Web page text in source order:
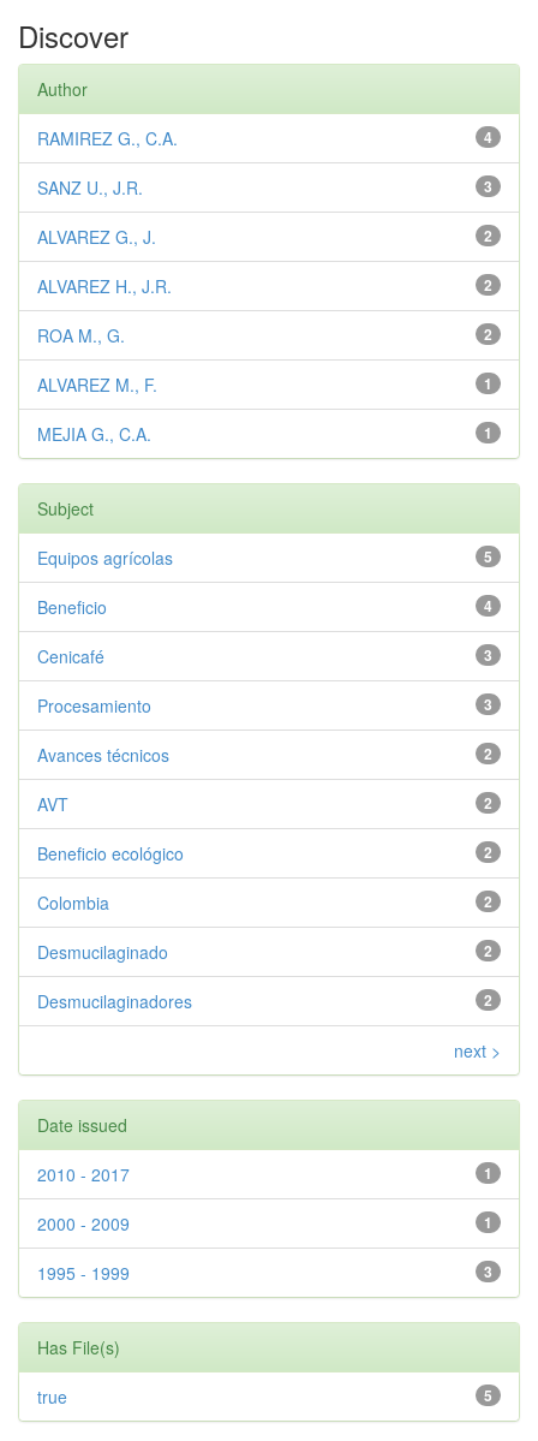
Discover
Author
4
RAMIREZ G., C.A.
3
SANZ U., J.R.
2
ALVAREZ G., J.
2
ALVAREZ H., J.R.
2
ROA M., G.
1
ALVAREZ M., F.
1
MEJIA G., C.A.
Subject
5
Equipos agrícolas
4
Beneficio
3
Cenicafé
3
Procesamiento
2
Avances técnicos
2
AVT
2
Beneficio ecológico
2
Colombia
2
Desmucilaginado
2
Desmucilaginadores
next >
Date issued
1
2010 - 2017
1
2000 - 2009
3
1995 - 1999
Has File(s)
5
true